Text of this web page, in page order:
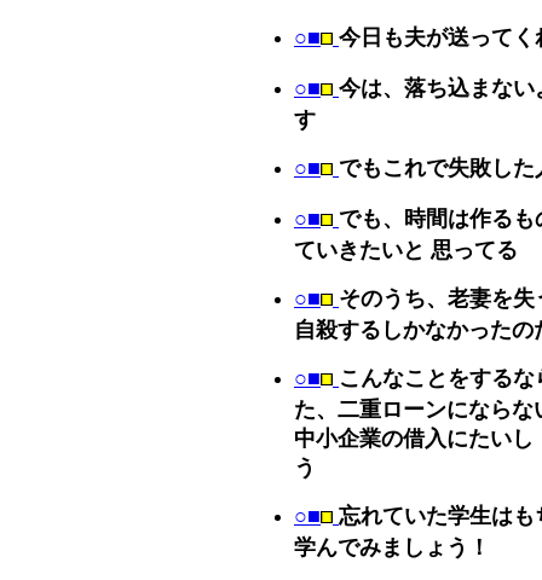
○■ 今日も夫が送ってく
○■ 今は、落ち込まな
す
○■ でもこれで失敗し
○■ でも、時間は作る
ていきたいと 思ってる
○■ そのうち、老妻を
自殺するしかなかったの
○■ こんなことをする
た、二重ローンになら
中小企業の借入にたい
う
○■ 忘れていた学生は
学んでみましょう！